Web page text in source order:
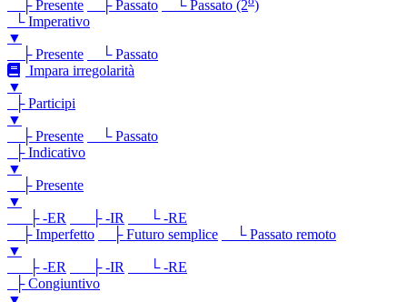
├ Presente
├ Passato └ Passato (2 )
└ Imperativo
▼
├ Presente
└ Passato
Impara irregolarità
▼
├ Participi
▼
├ Presente
└ Passato
├ Indicativo
▼
├ Presente
▼
├ -ER
├ -IR
└ -RE
├ Imperfetto
├ Futuro semplice
└ Passato remoto
▼
├ -ER
├ -IR
└ -RE
├ Congiuntivo